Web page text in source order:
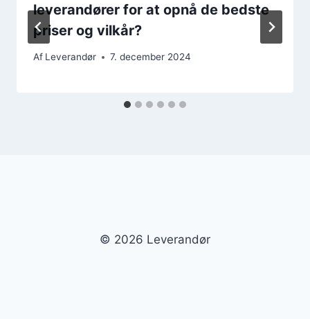
leverandører for at opnå de bedste
priser og vilkår?
Af Leverandør 7. december 2024
© 2026 Leverandør